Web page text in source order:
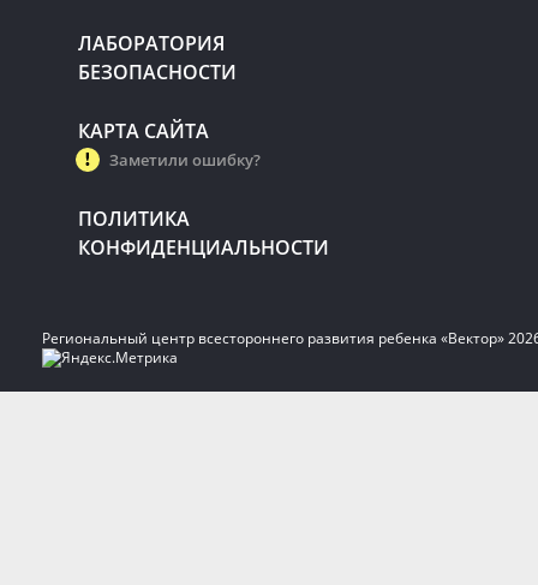
ЛАБОРАТОРИЯ
БЕЗОПАСНОСТИ
КАРТА САЙТА
Заметили ошибку?
ПОЛИТИКА
КОНФИДЕНЦИАЛЬНОСТИ
Региональный центр всестороннего развития ребенка «Вектор»